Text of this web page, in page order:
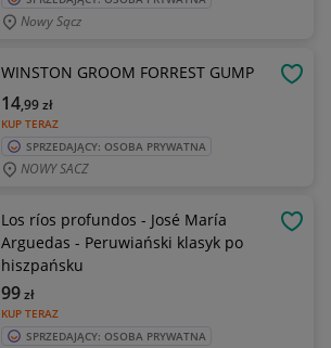
Nowy Sącz
WINSTON GROOM FORREST GUMP
KUP TERAZ
14,99zł
SPRZEDAJĄCY: OSOBA PRYWATNA
NOWY SACZ
Los ríos profundos - José María
Arguedas - Peruwiański klasyk po
hiszpańsku
KUP TERAZ
99zł
SPRZEDAJĄCY: OSOBA PRYWATNA